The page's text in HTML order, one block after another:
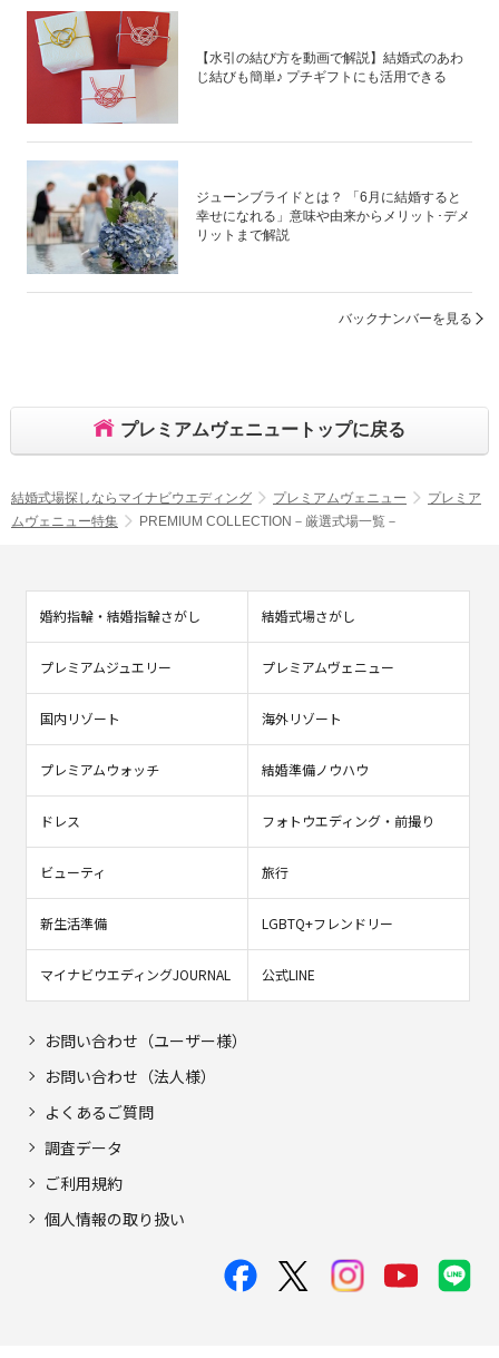
【水引の結び方を動画で解説】結婚式のあわ
じ結びも簡単♪ プチギフトにも活用できる
ジューンブライドとは？ 「6月に結婚すると
幸せになれる」意味や由来からメリット･デメ
リットまで解説
バックナンバーを見る
プレミアムヴェニュートップに戻る
結婚式場探しならマイナビウエディング プレミアムヴェニュー
プレミア
ムヴェニュー特集
PREMIUM COLLECTION－厳選式場一覧－
婚約指輪・結婚指輪さがし 結婚式場さがし
プレミアムジュエリー プレミアムヴェニュー
国内リゾート 海外リゾート
プレミアムウォッチ 結婚準備ノウハウ
ドレス フォトウエディング・前撮り
ビューティ 旅行
新生活準備 LGBTQ+フレンドリー
マイナビウエディングJOURNAL 公式LINE
お問い合わせ（ユーザー様）
お問い合わせ（法人様）
よくあるご質問
調査データ
ご利用規約
個人情報の取り扱い